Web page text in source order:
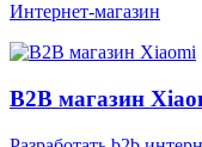
Интернет-магазин
B2B магазин